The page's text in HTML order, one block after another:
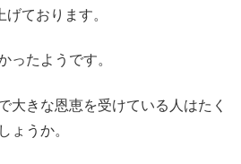
ております。
ったようです。
大きな恩恵を受けている人はたく
ょうか。